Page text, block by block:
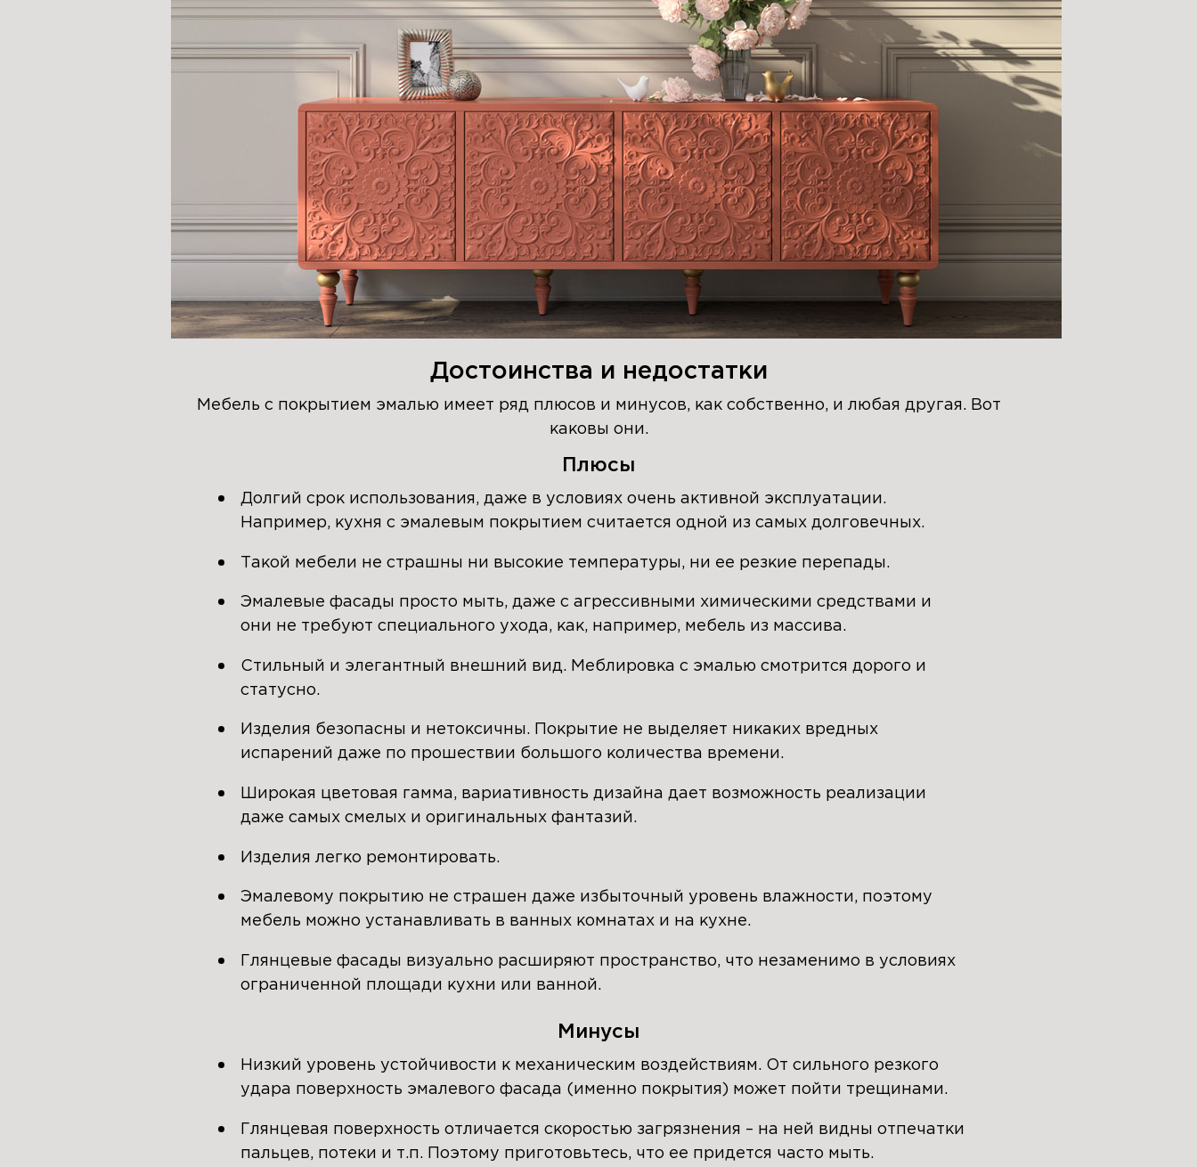
Достоинства и недостатки
Мебель с покрытием эмалью имеет ряд плюсов и минусов, как собственно, и любая другая. Вот
каковы они.
Плюсы
Долгий срок использования, даже в условиях очень активной эксплуатации.
Например, кухня с эмалевым покрытием считается одной из самых долговечных.
Такой мебели не страшны ни высокие температуры, ни ее резкие перепады.
Эмалевые фасады просто мыть, даже с агрессивными химическими средствами и
они не требуют специального ухода, как, например, мебель из массива.
Стильный и элегантный внешний вид. Меблировка с эмалью смотрится дорого и
статусно.
Изделия безопасны и нетоксичны. Покрытие не выделяет никаких вредных
испарений даже по прошествии большого количества времени.
Широкая цветовая гамма, вариативность дизайна дает возможность реализации
даже самых смелых и оригинальных фантазий.
Изделия легко ремонтировать.
Эмалевому покрытию не страшен даже избыточный уровень влажности, поэтому
мебель можно устанавливать в ванных комнатах и на кухне.
Глянцевые фасады визуально расширяют пространство, что незаменимо в условиях
ограниченной площади кухни или ванной.
Минусы
Низкий уровень устойчивости к механическим воздействиям. От сильного резкого
удара поверхность эмалевого фасада (именно покрытия) может пойти трещинами.
Глянцевая поверхность отличается скоростью загрязнения – на ней видны отпечатки
пальцев, потеки и т.п. Поэтому приготовьтесь, что ее придется часто мыть.